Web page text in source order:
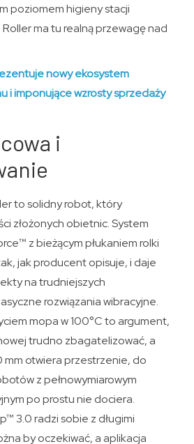
poziomem higieny stacji
ma tu realną przewagę nad
nowy ekosystem
i imponujące wzrosty sprzedaży
i
to solidny robot, który
złożonych obietnic. System
z bieżącym płukaniem rolki
jak producent opisuje, i daje
na trudniejszych
rozwiązania wibracyjne.
mopa w 100°C to argument,
trudno zbagatelizować, a
mm otwiera przestrzenie, do
z pełnowymiarowym
po prostu nie dociera.
3.0 radzi sobie z długimi
by oczekiwać, a aplikacja